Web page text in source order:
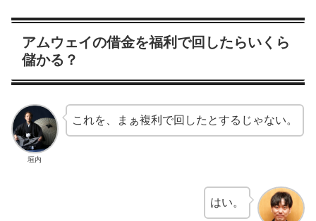
アムウェイの借金を福利で回したらいくら
儲かる？
垣内
これを、まぁ複利で回したとするじゃない。
はい。